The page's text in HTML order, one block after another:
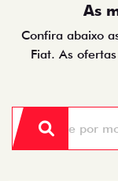
As
Confira abaixo
Fiat. As